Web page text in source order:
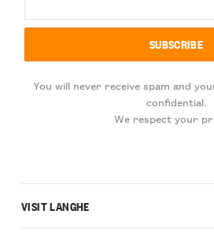
You will never receive spam and
confidential.
We respect your
VISIT LANGHE